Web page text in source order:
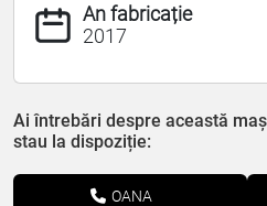
An fabricație
2017
Ai întrebări despre această
stau la dispoziție:
OANA